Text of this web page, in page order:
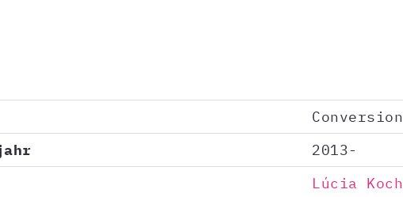
Conversion
2013-
Lúcia Koch